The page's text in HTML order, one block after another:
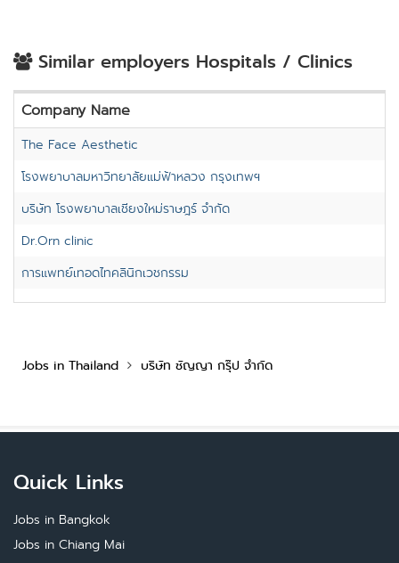
Similar employers Hospitals / Clinics
Company Name
The Face Aesthetic
โรงพยาบาลมหาวิทยาลัยแม่ฟ้าหลวง กรุงเทพฯ
บริษัท โรงพยาบาลเชียงใหม่ราษฎร์ จำกัด
Dr.Orn clinic
การแพทย์เทอดไทคลินิกเวชกรรม
Jobs in Thailand บริษัท ชัญญา กรุ๊ป จำกัด
Quick Links
Jobs in Bangkok
Jobs in Chiang Mai